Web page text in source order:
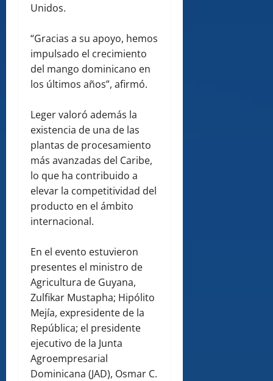
Unidos.
“Gracias a su apoyo, hemos
impulsado el crecimiento
del mango dominicano en
los últimos años”, afirmó.
Leger valoró además la
existencia de una de las
plantas de procesamiento
más avanzadas del Caribe,
lo que ha contribuido a
elevar la competitividad del
producto en el ámbito
internacional.
En el evento estuvieron
presentes el ministro de
Agricultura de Guyana,
Zulfikar Mustapha; Hipólito
Mejía, expresidente de la
República; el presidente
ejecutivo de la Junta
Agroempresarial
Dominicana (JAD), Osmar C.